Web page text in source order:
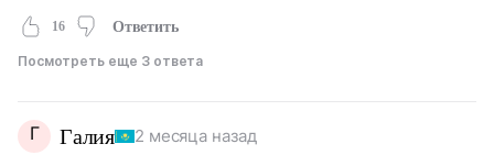
16 Ответить
Посмотреть еще 3 ответа
Г Галия 2 месяца назад